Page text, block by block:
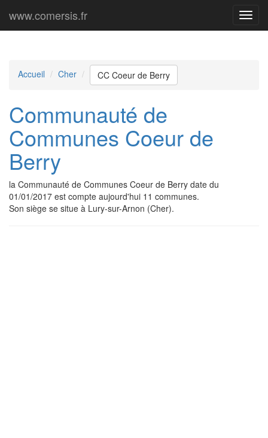
Menu
www.comersis.fr
Accueil Cher CC Coeur de Berry
Communauté de
Communes Coeur de
Berry
la Communauté de Communes Coeur de Berry date du
01/01/2017 est compte aujourd'hui 11 communes.
Son siège se situe à Lury-sur-Arnon (Cher).